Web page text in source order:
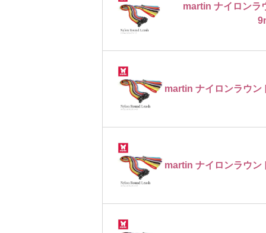
martin ナイロンラ
martin ナイロンラウン
martin ナイロンラウン